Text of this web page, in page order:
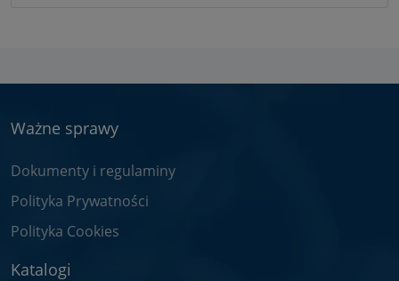
Ważne sprawy
Dokumenty i regulaminy
Polityka Prywatności
Polityka Cookies
Katalogi